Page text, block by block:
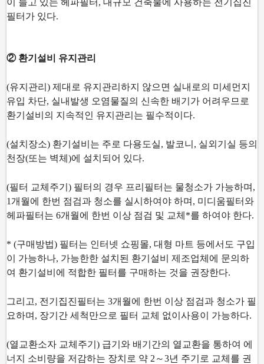
필터가 있다.
② 환기설비 유지관리
(유지관리) 제대로 유지관리하지 않으면 실내로의 미세먼지
유입 차단, 실내발생 오염물질의 신속한 배기 가 어려우므로
환기설비의 지속적인 유지관리는 필수적이다.
(설치장소) 환기설비는 주로 다용도실, 발코니, 실외기실 등의
천장(또는 벽체)에 설치되어 있다.
(필터 교체주기) 필터의 경우 프리필터는 물청소가 가능하며,
1개월에 한번 점검과 청소를 실시하여야 하며, 미디움필터와
헤파필터는 6개월에 한번 이상 점검 및 교체*를 하여야 한다.
* (구매방법) 필터는 인터넷 쇼핑몰, 대형 마트 등에서도 구입
이 가능하나, 가능한한 설치된 환기설비 제 조업체에 문의하
여 환기설비에 적합한 필터를 구매하는 것을 권장한다.
그리고, 전기집진필터는 3개월에 한번 이상 점검과 청소가 필
요하며, 장기간 세척만으로 필터 교체 없이 사용이 가능하다.
(열교환소자 교체주기) 급기와 배기간의 열교환을 통하여 에
너지 소비량을 저감하는 장치로 약 2～3년 주기로 교체를 권